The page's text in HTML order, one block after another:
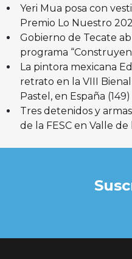
Yeri Mua posa con
Premio Lo Nuestro
Gobierno de Tecate
programa
La pintora mexicana
retrato en la VIII
Pastel, en España (149)
Tres detenidos y
de la FESC en Valle de